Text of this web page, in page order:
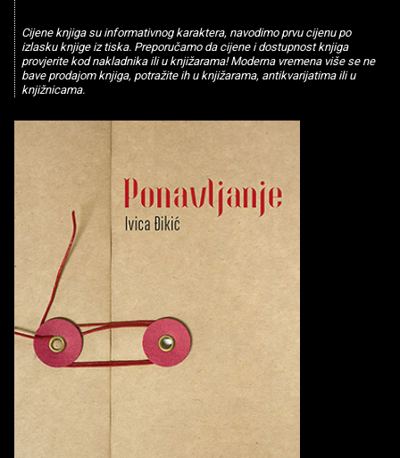
Cijene knjiga su informativnog karaktera, navodimo prvu cijenu po
izlasku knjige iz tiska. Preporučamo da cijene i dostupnost knjiga
provjerite kod nakladnika ili u knjižarama! Moderna vremena više se ne
bave prodajom knjiga, potražite ih u knjižarama, antikvarijatima ili u
knjižnicama.